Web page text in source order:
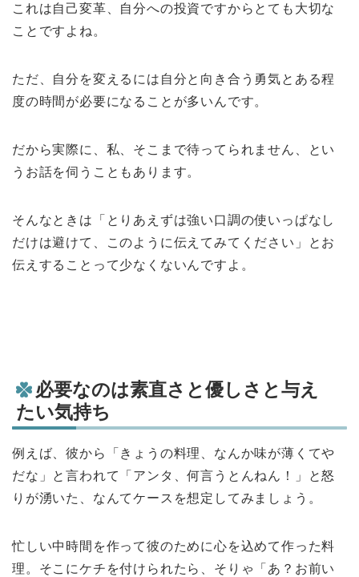
これは自己変革、自分への投資ですからとても大切な
ことですよね。
ただ、自分を変えるには自分と向き合う勇気とある程
度の時間が必要になることが多いんです。
だから実際に、私、そこまで待ってられません、とい
うお話を伺うこともあります。
そんなときは「とりあえずは強い口調の使いっぱなし
だけは避けて、このように伝えてみてください」とお
伝えすることって少なくないんですよ。
必要なのは素直さと優しさと与え
たい気持ち
例えば、彼から「きょうの料理、なんか味が薄くてや
だな」と言われて「アンタ、何言うとんねん！」と怒
りが湧いた、なんてケースを想定してみましょう。
忙しい中時間を作って彼のために心を込めて作った料
理。そこにケチを付けられたら、そりゃ「あ？お前い